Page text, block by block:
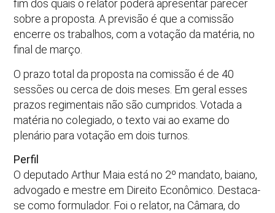
fim dos quais o relator poderá apresentar parecer
sobre a proposta. A previsão é que a comissão
encerre os trabalhos, com a votação da matéria, no
final de março.
O prazo total da proposta na comissão é de 40
sessões ou cerca de dois meses. Em geral esses
prazos regimentais não são cumpridos. Votada a
matéria no colegiado, o texto vai ao exame do
plenário para votação em dois turnos.
Perfil
O deputado Arthur Maia está no 2º mandato, baiano,
advogado e mestre em Direito Econômico. Destaca-
se como formulador. Foi o relator, na Câmara, do